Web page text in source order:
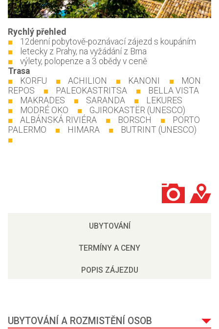
Rychlý přehled
12denní pobytově-poznávací zájezd s koupáním
letecky z Prahy, na vyžádání z Brna
výlety, polopenze a 3 obědy v ceně
Trasa
KORFU
ACHILION KANONI
MON
REPOS
PALEOKASTRITSA
BELLA VISTA
MAKRADES
SARANDA
LEKURES
MODRÉ OKO
GJIROKASTËR (UNESCO)
ALBÁNSKÁ RIVIÉRA
BORSCH
PORTO
PALERMO
HIMARA BUTRINT (UNESCO)
UBYTOVÁNÍ
TERMÍNY A CENY
POPIS ZÁJEZDU
UBYTOVÁNÍ A ROZMISTĚNÍ OSOB